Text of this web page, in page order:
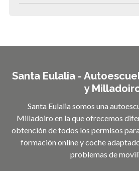
Santa Eulalia -
y
Santa Eulalia somos una
Milladoiro en la que ofrecemos
obtención de todos los permisos
formación online y coche
problemas de